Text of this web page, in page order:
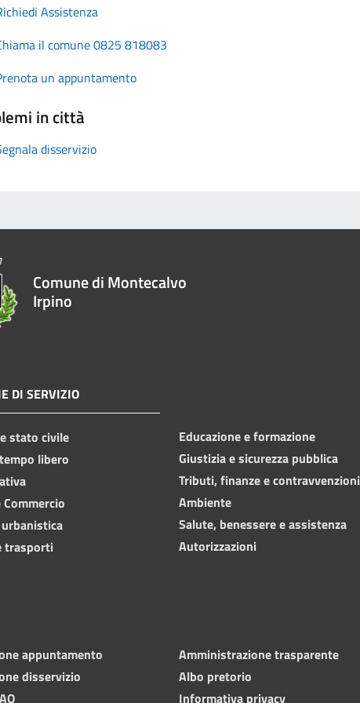
Assistenza
il comune 0825 818083
un appuntamento
in città
disservizio
Comune di Montecalvo
Irpino
DI SERVIZIO
stato civile
libero
trasporti
Educazione e formazione
Giustizia e sicurezza pubblica
Tributi, finanze e contravvenzioni
Ambiente
Salute, benessere e assistenza
Autorizzazioni
appuntamento
disservizio
Amministrazione trasparente
Albo pretorio
Informativa privacy